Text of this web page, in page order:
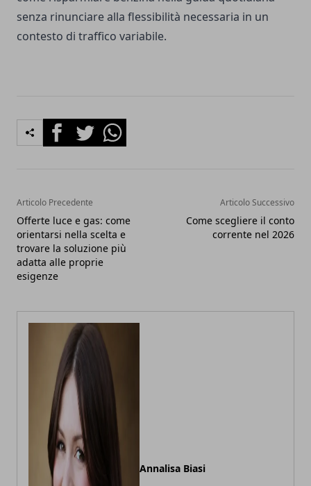
senza rinunciare alla flessibilità necessaria in un
contesto di traffico variabile.
FacebookTwitterWhatsapp
Articolo Precedente
Offerte luce e gas: come
orientarsi nella scelta e
trovare la soluzione più
adatta alle proprie
esigenze
Articolo Successivo
Come scegliere il conto
corrente nel 2026
Annalisa Biasi